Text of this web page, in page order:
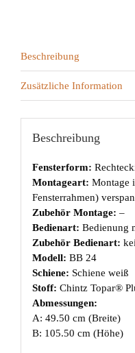
Beschreibung
Zusätzliche Information
Beschreibung
Fensterform:
Montageart: Montage
Fensterrahmen)
Zubehör Montage: –
Bedienart: Bedienung
Zubehör Bedienart:
Modell: BB 24
Schiene: Schiene weiß
Stoff: Chintz Topar®
Abmessungen:
A: 49.50 cm (Breite)
B: 105.50 cm (Höhe)